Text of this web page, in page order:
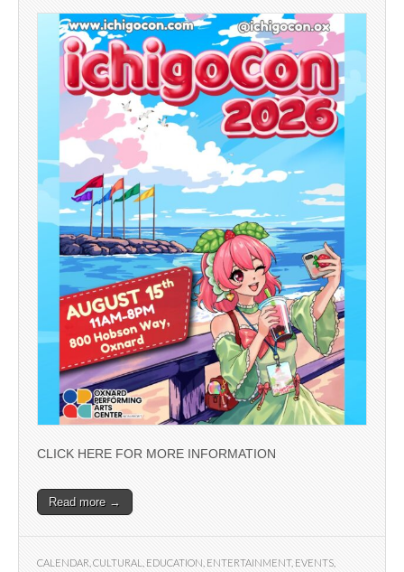
CLICK HERE FOR MORE INFORMATION
Read more →
CALENDAR CULTURAL EDUCATION ENTERTAINMENT, EVENTS